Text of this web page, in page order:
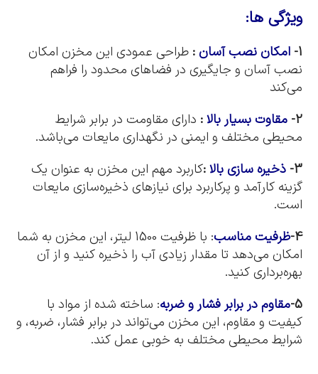
ویژگی ها:
1- امکان نصب آسان: طراحی عمودی این مخزن امکان
نصب آسان و جایگیری در فضاهای محدود را فراهم
می‌کند
2- مقاوت بسیار بالا: دارای مقاومت در برابر شرایط
محیطی مختلف و ایمنی در نگهداری مایعات می‌باشد.
3- ذخیره سازی بالا:کاربرد مهم این مخزن به عنوان یک
گزینه کارآمد و پرکاربرد برای نیازهای ذخیره‌سازی مایعات
است.
4- ظرفیت مناسب
: با ظرفیت 1500 لیتر، این مخزن به شما
امکان می‌دهد تا مقدار زیادی آب را ذخیره کنید و از آن
بهره‌برداری کنید.
5- مقاوم در برابر فشار و ضربه: ساخته شده از مواد با
کیفیت و مقاوم، این مخزن می‌تواند در برابر فشار، ضربه، و
شرایط محیطی مختلف به خوبی عمل کند.